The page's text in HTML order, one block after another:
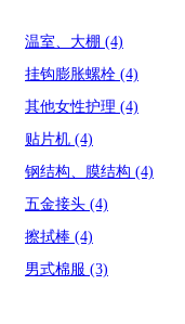
温室、大棚 (4)
挂钩膨胀螺栓 (4)
其他女性护理 (4)
贴片机 (4)
钢结构、膜结构 (4)
五金接头 (4)
擦拭棒 (4)
男式棉服 (3)